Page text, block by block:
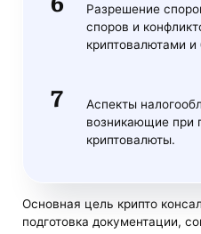
Разрешение
споров и
криптовалютами и
Аспекты
возникающие при
криптовалюты.
Основная цель крипто
подготовка документации,